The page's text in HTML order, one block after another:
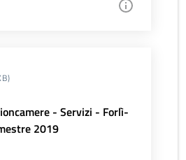
- Servizi - Forlì-
2019